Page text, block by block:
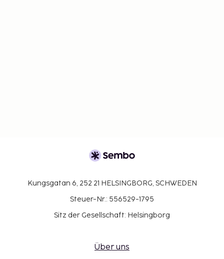
Kungsgatan 6, 252 21 HELSINGBORG, SCHWEDEN
Steuer-Nr.: 556529-1795
Sitz der Gesellschaft: Helsingborg
Über uns